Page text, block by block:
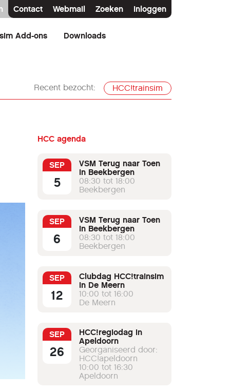
Contact Webmail Zoeken Inloggen
Add-ons Downloads
Recent bezocht: HCC!trainsim
HCC agenda
SEP
5
VSM Terug naar Toen
in Beekbergen
08:30 tot 18:00
Beekbergen
SEP
6
VSM Terug naar Toen
in Beekbergen
08:30 tot 18:00
Beekbergen
SEP
12
Clubdag HCC!trainsim
in De Meern
10:00 tot 16:00
De Meern
SEP
26
HCC!regiodag in
Apeldoorn
Georganiseerd door:
HCC!apeldoorn
10:00 tot 16:30
Apeldoorn